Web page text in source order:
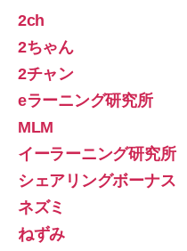
2ch
2ちゃん
2チャン
eラーニング研究所
MLM
イーラーニング研究所
シェアリングボーナス
ネズミ
ねずみ